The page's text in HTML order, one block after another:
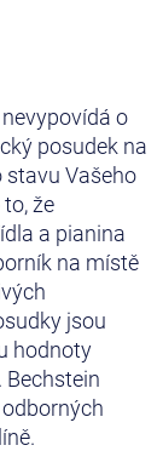
o
posudek na
Vašeho
že
a pianina
na místě
jsou
hodnoty